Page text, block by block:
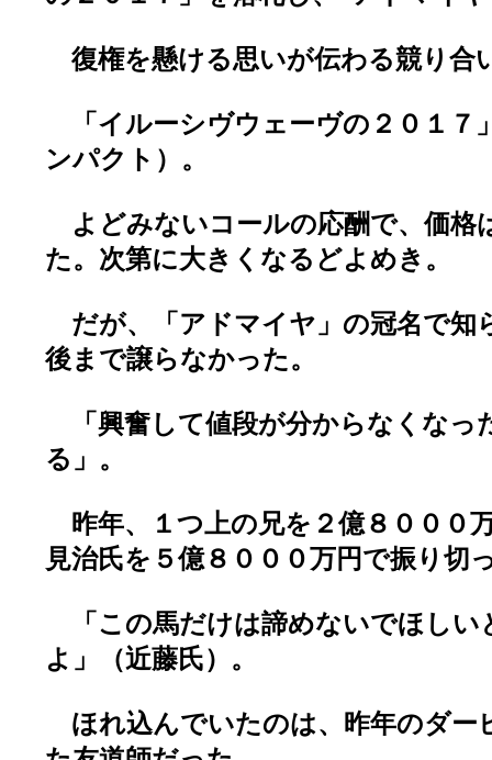
復権を懸ける思いが伝わる競り合
「イルーシヴウェーヴの２０１７
ンパクト）。
よどみないコールの応酬で、価格
た。次第に大きくなるどよめき。
だが、「アドマイヤ」の冠名で知
後まで譲らなかった。
「興奮して値段が分からなくなっ
る」。
昨年、１つ上の兄を２億８０００
見治氏を５億８０００万円で振り切
「この馬だけは諦めないでほしい
よ」（近藤氏）。
ほれ込んでいたのは、昨年のダー